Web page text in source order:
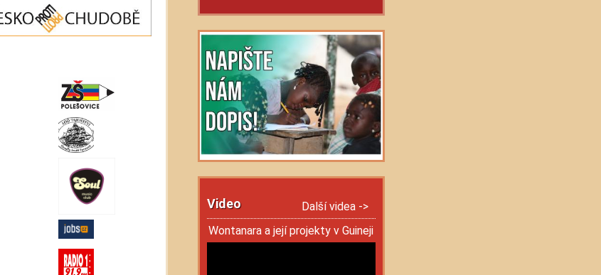
Video
Další videa ->
Wontanara a její projekty v Guineji